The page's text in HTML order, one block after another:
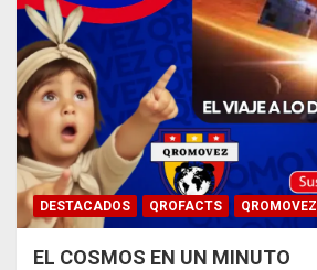
DESTACADOS QROFACTS QROMOVEZ
EL COSMOS EN UN MINUTO